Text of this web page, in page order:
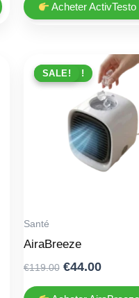
was:
€79.00.
is:
€39.00.
Acheter ActivTesto
PROMO !
SALE!
Santé
AiraBreeze
€119.00 Original
€44.00